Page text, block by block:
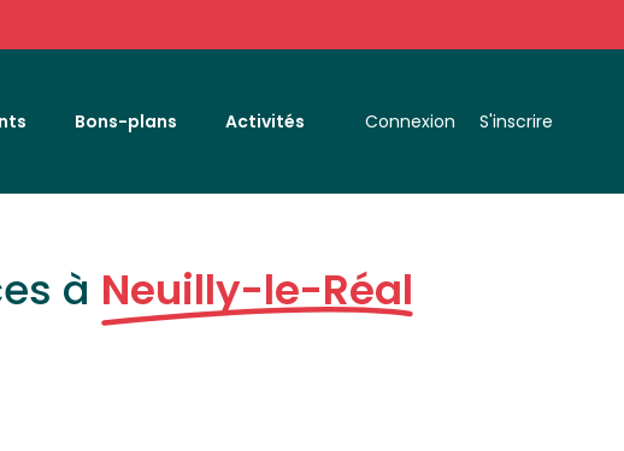
Bons-plans Activités Connexion S'inscrire
à Neuilly-le-Réal